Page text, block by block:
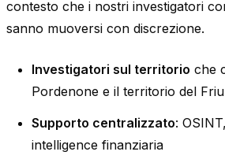
contesto che i nostri investigatori
sanno muoversi con discrezione.
Investigatori sul territorio che
Pordenone e il territorio del
Supporto centralizzato:
intelligence finanziaria